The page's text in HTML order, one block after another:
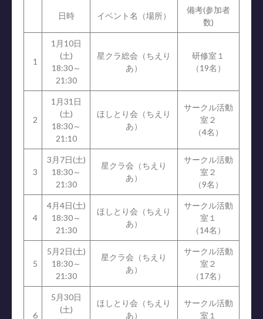
日時 イベント名（場所）
備考(参加者
数)
1
1月10日
(土)
18:30～
21:30
星クラ総会（ちえり
あ）
研修室１
（19名）
2
1月31日
(土)
18:30～
21:10
ほしとり会（ちえり
あ）
サークル活動
室２
（4名）
3
3月7日(土)
18:30～
21:30
星クラ会（ちえり
あ）
サークル活動
室２
（9名）
4
4月4日(土)
18:30～
21:30
ほしとり会（ちえり
あ）
サークル活動
室１
（14名）
5
5月2日(土)
18:30～
21:30
星クラ会（ちえり
あ）
サークル活動
室２
（17名）
6
5月30日
(土)
ほしとり会（ちえり
あ）
サークル活動
室１